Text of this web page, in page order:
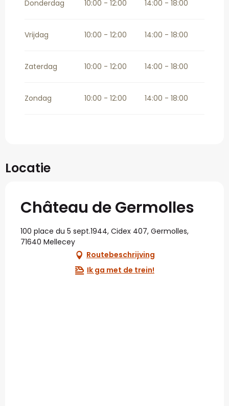
Donderdag 10:00 - 12:00 14:00 - 18:00
Vrijdag 10:00 - 12:00 14:00 - 18:00
Zaterdag 10:00 - 12:00 14:00 - 18:00
Zondag 10:00 - 12:00 14:00 - 18:00
Locatie
Château de Germolles
100 place du 5 sept.1944, Cidex 407, Germolles,
71640 Mellecey
Routebeschrijving
Ik ga met de trein!